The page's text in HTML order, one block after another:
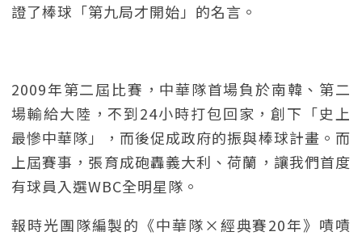
證了棒球「第九局才開始」的名言。
2009年第二屆比賽，中華隊首場負於南韓、第二
場輸給大陸，不到24小時打包回家，創下「史上
最慘中華隊」，而後促成政府的振與棒球計畫。而
上屆賽事，張育成砲轟義大利、荷蘭，讓我們首度
有球員入選WBC全明星隊。
報時光團隊編製的《中華隊×經典賽20年》嘖嘖